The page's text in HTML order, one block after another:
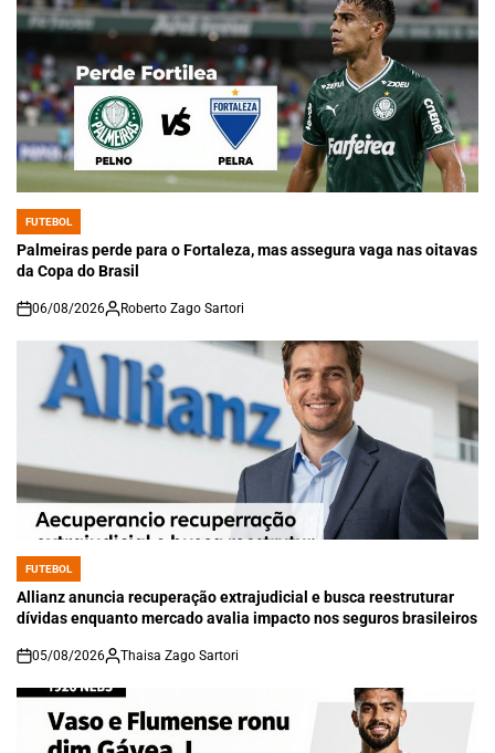
POSTED
IN
FUTEBOL
Palmeiras perde para o Fortaleza, mas assegura vaga nas oitavas
da Copa do Brasil
on
06/08/2026 Roberto Zago Sartori
POSTED
IN
FUTEBOL
Allianz anuncia recuperação extrajudicial e busca reestruturar
dívidas enquanto mercado avalia impacto nos seguros brasileiros
on
05/08/2026 Thaisa Zago Sartori